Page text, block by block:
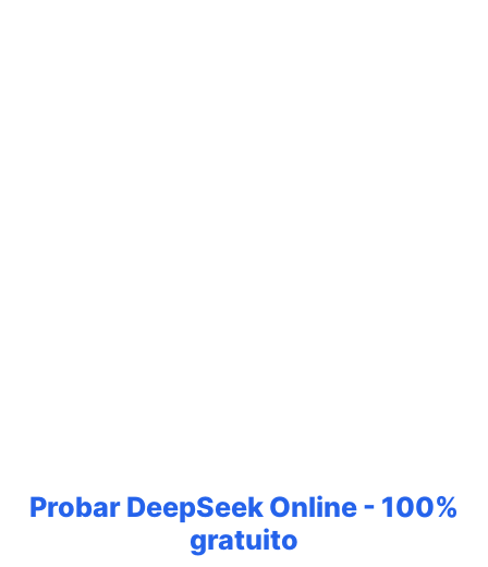
Probar DeepSeek Online - 100%
gratuito